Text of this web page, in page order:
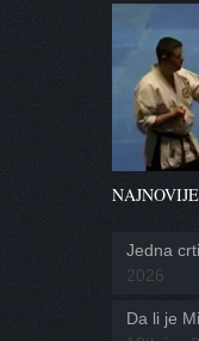
Jedna
2026
Da li je